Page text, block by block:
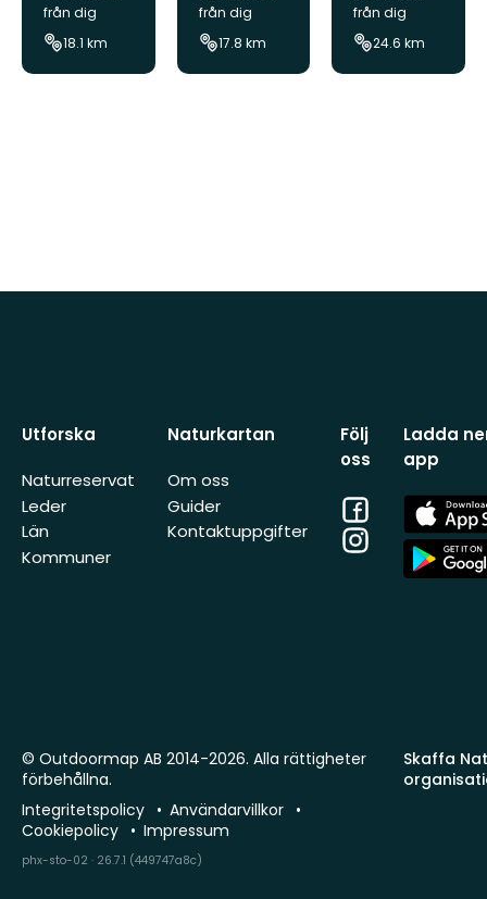
från dig
18.1 km
från dig
17.8 km
från dig
24.6 km
Utforska
Naturreservat
Leder
Län
Kommuner
Naturkartan
Om oss
Guider
Kontaktuppgifter
Följ
oss
Facebook
Instagram
Ladda
app
App
Store
App
Store
Skaffa
© Outdoormap AB 2014-2026. Alla rättigheter
förbehållna.
Integritetspolicy
Användarvillkor
Cookiepolicy
Impressum
phx-sto-02 · 26.7.1 (449747a8c)